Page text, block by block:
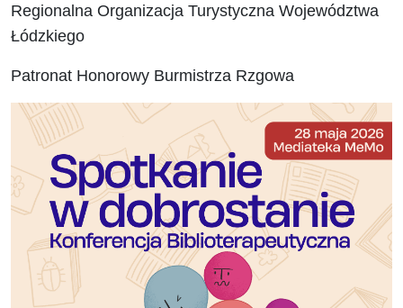
Regionalna Organizacja Turystyczna Województwa
Łódzkiego
Patronat Honorowy Burmistrza Rzgowa